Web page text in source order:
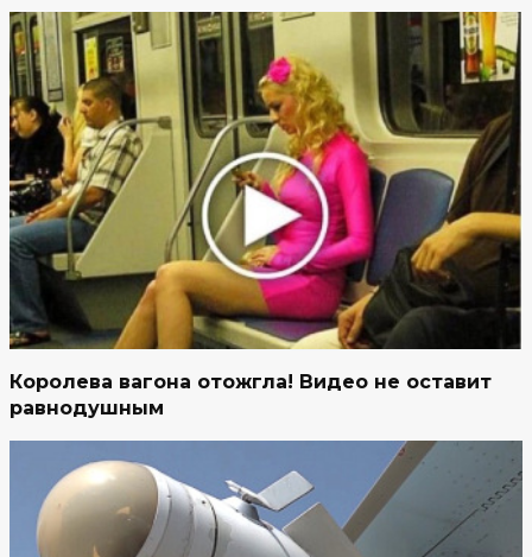
Королева вагона отожгла! Видео не оставит
равнодушным